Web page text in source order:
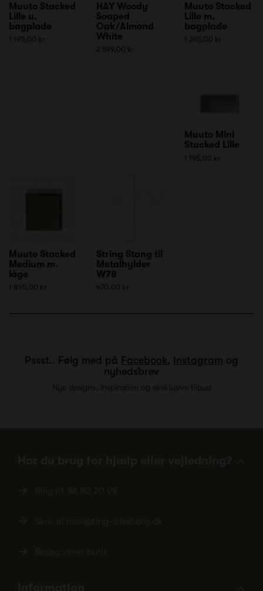
Muuto Stacked
Lille u.
bagplade
1 195,00 kr
HAY Woody
Soaped
Oak/Almond
White
2 599,00 kr
Muuto Stacked
Lille m.
bagplade
1 395,00 kr
Muuto Mini
Stacked Lille
1 195,00 kr
Muuto Stacked
Medium m.
låge
1 895,00 kr
String Stang til
Metalhylder
W78
470,00 kr
Pssst.. Følg med på Facebook, Instagram og
nyhedsbrev
Nye designs, inspiration og eksklusive tilbud